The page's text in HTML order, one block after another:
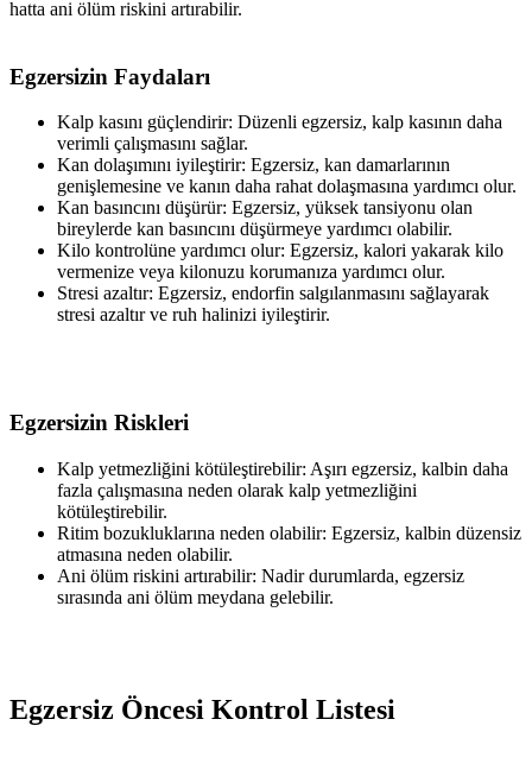
hatta ani ölüm riskini artırabilir.
Egzersizin Faydaları
Kalp kasını güçlendirir: Düzenli egzersiz, kalp kasının daha
verimli çalışmasını sağlar.
Kan dolaşımını iyileştirir: Egzersiz, kan damarlarının
genişlemesine ve kanın daha rahat dolaşmasına yardımcı olur.
Kan basıncını düşürür: Egzersiz, yüksek tansiyonu olan
bireylerde kan basıncını düşürmeye yardımcı olabilir.
Kilo kontrolüne yardımcı olur: Egzersiz, kalori yakarak kilo
vermenize veya kilonuzu korumanıza yardımcı olur.
Stresi azaltır: Egzersiz, endorfin salgılanmasını sağlayarak
stresi azaltır ve ruh halinizi iyileştirir.
Egzersizin Riskleri
Kalp yetmezliğini kötüleştirebilir: Aşırı egzersiz, kalbin daha
fazla çalışmasına neden olarak kalp yetmezliğini
kötüleştirebilir.
Ritim bozukluklarına neden olabilir: Egzersiz, kalbin düzensiz
atmasına neden olabilir.
Ani ölüm riskini artırabilir: Nadir durumlarda, egzersiz
sırasında ani ölüm meydana gelebilir.
Egzersiz Öncesi Kontrol Listesi